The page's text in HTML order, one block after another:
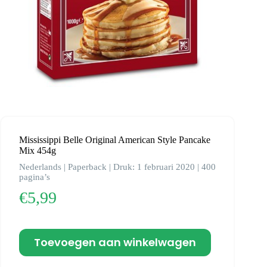
Mississippi Belle Original American Style Pancake
Mix 454g
Nederlands | Paperback | Druk: 1 februari 2020 | 400
pagina’s
€5,99
Toevoegen aan winkelwagen